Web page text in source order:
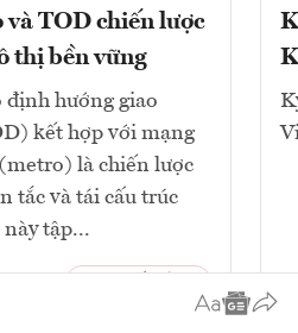
TOD chiến lược
thị bền vững
hướng giao
kết hợp với mạng
là chiến lược
tắc và tái cấu trúc
tập...